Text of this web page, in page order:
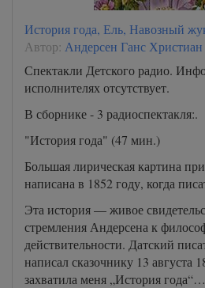
История года, Ель, Навозный
Автор: Андерсен Ганс Христиан
Спектакли Детского радио.
исполнителях отсутствует.
В сборнике - 3 радиоспектакля:.
"История года" (47 мин.)
Большая лирическая картина
написана в 1852 году, когда
Эта история — живое
стремления Андерсена к
действительности. Датский
написал сказочнику 13 августа
захватила меня „История